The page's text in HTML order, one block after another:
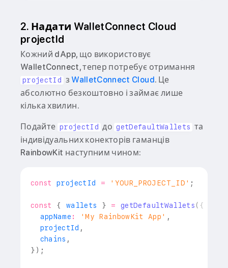
2. Надати WalletConnect Cloud
projectId
Кожний dApp, що використовує
WalletConnect, тепер потребує отримання
projectId з WalletConnect Cloud. Це
абсолютно безкоштовно і займає лише
кілька хвилин.
Подайте projectId до getDefaultWallets та
індивідуальних конекторів гаманців
RainbowKit наступним чином:
const projectId = 'YOUR_PROJECT_ID' ;
const { wallets } = getDefaultWallets ( {
  appName
: 'My RainbowKit App' ,
  projectId
,
  chains
,
} ) ;